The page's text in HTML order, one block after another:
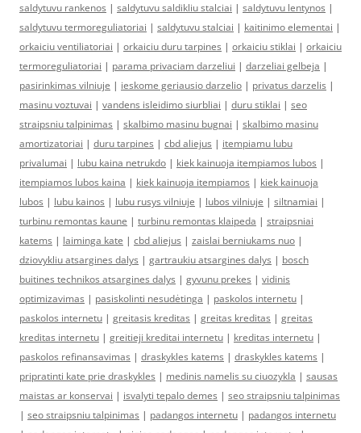
saldytuvu rankenos | saldytuvu saldikliu stalciai | saldytuvu lentynos |
saldytuvu termoreguliatoriai | saldytuvu stalciai | kaitinimo elementai |
orkaiciu ventiliatoriai | orkaiciu duru tarpines | orkaiciu stiklai | orkaiciu
termoreguliatoriai | parama privaciam darzeliui | darzeliai gelbeja |
pasirinkimas vilniuje | ieskome geriausio darzelio | privatus darzelis |
masinu voztuvai | vandens isleidimo siurbliai | duru stiklai | seo
straipsniu talpinimas | skalbimo masinu bugnai | skalbimo masinu
amortizatoriai | duru tarpines | cbd aliejus | itempiamu lubu
privalumai | lubu kaina netrukdo | kiek kainuoja itempiamos lubos |
itempiamos lubos kaina | kiek kainuoja itempiamos | kiek kainuoja
lubos | lubu kainos | lubu rusys vilniuje | lubos vilniuje | siltnamiai |
turbinu remontas kaune | turbinu remontas klaipeda | straipsniai
katems | laiminga kate | cbd aliejus | zaislai berniukams nuo |
dziovykliu atsargines dalys | gartraukiu atsargines dalys | bosch
buitines technikos atsargines dalys | gyvunu prekes | vidinis
optimizavimas | pasiskolinti nesudėtinga | paskolos internetu |
paskolos internetu | greitasis kreditas | greitas kreditas | greitas
kreditas internetu | greitieji kreditai internetu | kreditas internetu |
paskolos refinansavimas | draskykles katems | draskykles katems |
pripratinti kate prie draskykles | medinis namelis su ciuozykla | sausas
maistas ar konservai | isvalyti tepalo demes | seo straipsniu talpinimas
| seo straipsniu talpinimas | padangos internetu | padangos internetu